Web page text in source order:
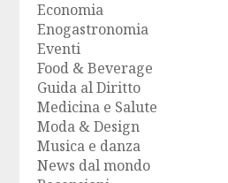
Economia
Enogastronomia
Eventi
Food & Beverage
Guida al Diritto
Medicina e Salute
Moda & Design
Musica e danza
News dal mondo